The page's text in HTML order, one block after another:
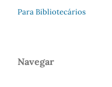
Para Bibliotecários
Navegar